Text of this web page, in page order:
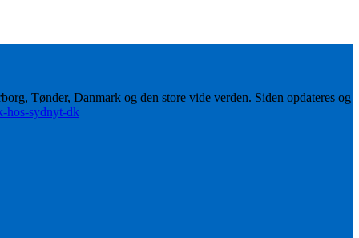
Tønder, Danmark og den store vide verden. Siden opdateres og
hos-sydnyt-dk